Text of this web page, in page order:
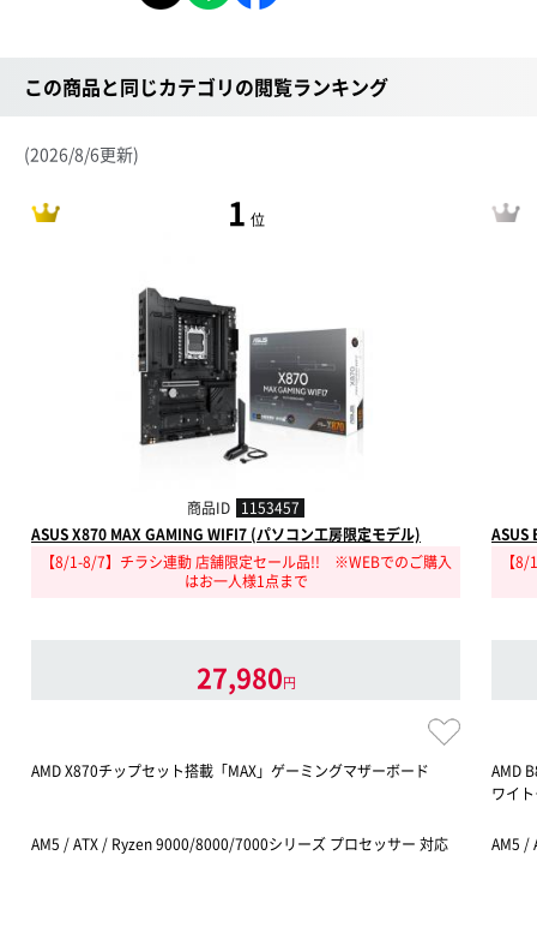
この商品と同じカテゴリの閲覧ランキング
(2026/8/6更新)
1 位
商品ID 1153457
ASUS X870 MAX GAMING WIFI7 (パソコン工房限定モデル)
【8/1-8/7】チラシ連動 店舗限定セール品!! ※WEBでのご購入
はお一人様1点まで
27,980円
AMD X870チップセット搭載「MAX」ゲーミングマザーボード
AM5 / ATX / Ryzen 9000/8000/7000シリーズ プロセッサー 対応
ASUS
【
AMD
ワイ
AM5 /